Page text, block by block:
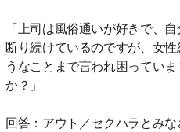
「上司は風俗通いが好きで、
断り続けているのですが、女
うなことまで言われ困ってい
か？」
回答：アウト／セクハラとみな